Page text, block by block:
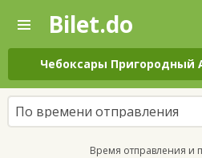
—
Поиск
и
покупка
билетов
на
автобус
онлайн
Bilet.do
Чебоксары Пригородный
По времени отправления
Время отправления и